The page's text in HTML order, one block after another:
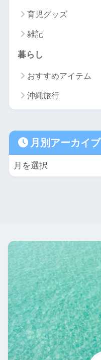
育児グッズ
雑記
暮らし
おすすめアイテム
沖縄旅行
月別アーカイブ